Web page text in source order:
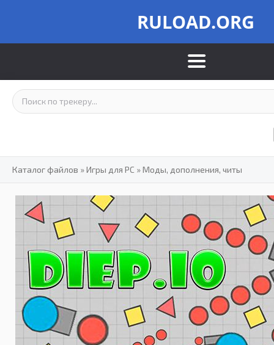
RULOAD.ORG
Каталог файлов »Игры для PC »Моды, дополнения, читы